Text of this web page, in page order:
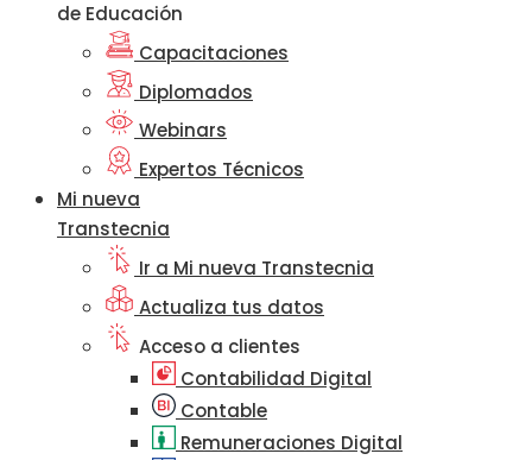
de Educación
Capacitaciones
Diplomados
Webinars
Expertos Técnicos
Mi nueva
Transtecnia
Ir a Mi nueva Transtecnia
Actualiza tus datos
Acceso a clientes
Contabilidad Digital
Contable
Remuneraciones Digital